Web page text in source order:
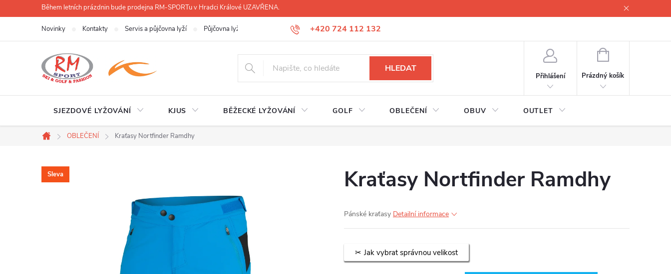
na
Během letních prázdnin bude prodejna RM-SPORTu v Hradci Králové UZAVŘENA.
+420 724 112 132
Novinky Kontakty Servis a půjčovna lyží Půjčovna lyží, lyžáků, běžek Úprava lyžáků na míru
HLEDAT
Přihlášení
NÁKUPNÍ
Prázdný košík
SJEZDOVÉ LYŽOVÁNÍ KJUS BĚŽECKÉ LYŽOVÁNÍ GOLF OBLEČENÍ OBUV OUTLET
Domů
OBLEČENÍ Kraťasy Nortfinder Ramdhy
Sleva Kraťasy Nortfinder Ramdhy
Pánské kraťasy Detailní informace
Jak vybrat správnou velikost